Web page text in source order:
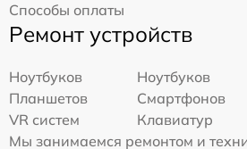
Способы оплаты
Ремонт устройств
Ноутбуков
Ноутбуков
Планшетов
Смартфонов
VR систем
Клавиатур
Мы занимаемся ремонтом и